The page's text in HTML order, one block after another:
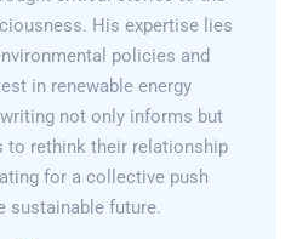
His expertise lies
policies and
in renewable energy
not only informs but
to rethink their relationship
for a collective push
sustainable future.